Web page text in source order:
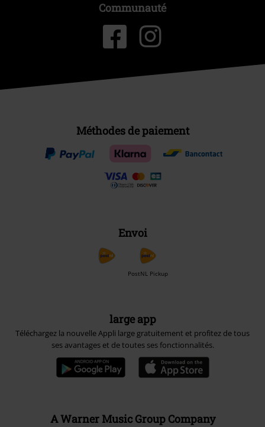
Communauté
Méthodes de paiement
Envoi
PostNL Pickup
large app
Téléchargez la nouvelle Appli large gratuitement et profitez de tous
ses avantages et de toutes ses fonctionnalités.
A Warner Music Group Company